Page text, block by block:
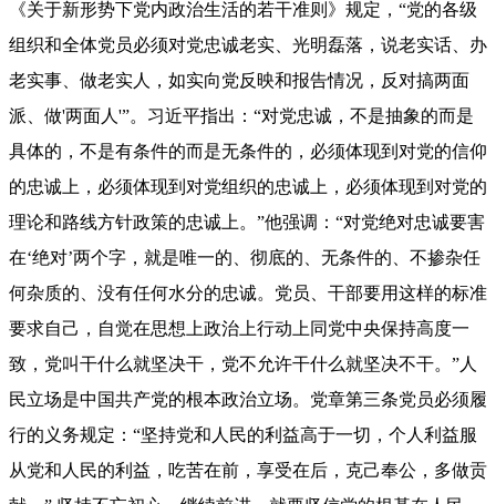
《关于新形势下党内政治生活的若干准则》规定，“党的各级
组织和全体党员必须对党忠诚老实、光明磊落，说老实话、办
老实事、做老实人，如实向党反映和报告情况，反对搞两面
派、做'两面人'”。习近平指出：“对党忠诚，不是抽象的而是
具体的，不是有条件的而是无条件的，必须体现到对党的信仰
的忠诚上，必须体现到对党组织的忠诚上，必须体现到对党的
理论和路线方针政策的忠诚上。”他强调：“对党绝对忠诚要害
在‘绝对’两个字，就是唯一的、彻底的、无条件的、不掺杂任
何杂质的、没有任何水分的忠诚。党员、干部要用这样的标准
要求自己，自觉在思想上政治上行动上同党中央保持高度一
致，党叫干什么就坚决干，党不允许干什么就坚决不干。”人
民立场是中国共产党的根本政治立场。党章第三条党员必须履
行的义务规定：“坚持党和人民的利益高于一切，个人利益服
从党和人民的利益，吃苦在前，享受在后，克己奉公，多做贡